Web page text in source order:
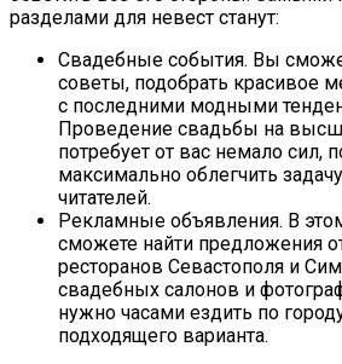
разделами для невест станут:
Свадебные события. Вы
советы, подобрать красивое
с последними модными
Проведение свадьбы на
потребует от вас немало сил,
максимально облегчить
читателей.
Рекламные объявления. В
сможете найти предложения
ресторанов Севастополя и
свадебных салонов и
нужно часами ездить по
подходящего варианта.